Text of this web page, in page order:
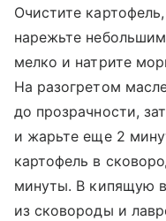
Очистите
нарежьте
мелко и натрите
На разогретом
до прозрачности,
и жарьте еще 2
картофель в
минуты. В кипящую
из сковороды и